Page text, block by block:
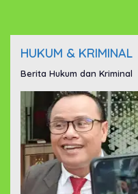
HUKUM & KRIMINAL
Berita Hukum dan Kriminal